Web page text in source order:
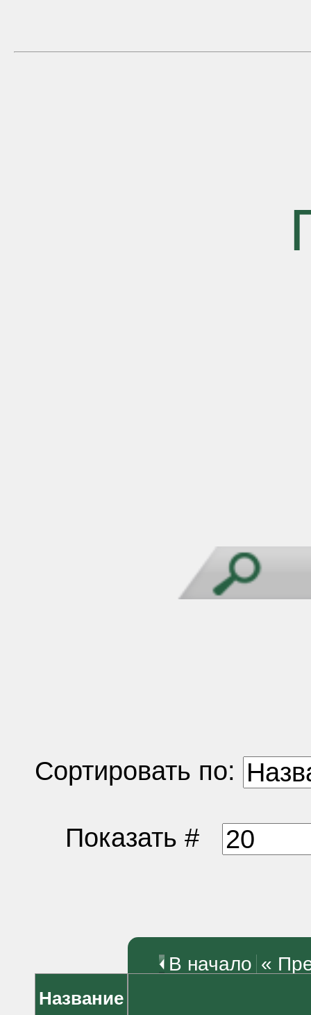
Сортировать по:
Показать #
В начало «
Название